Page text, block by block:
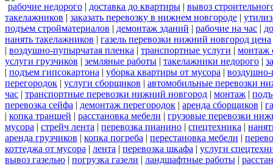
рабочие недорого | доставка до квартиры | вывоз
такелажников | заказать перевозку в нижнем новгороде |
подъем стройматериалов | демонтаж зданий | рабочие на час |
нанять такелажников | газель перевозки нижний новгород цена
| воздушно-пупырчатая пленка | транспортные услуги | монтаж
услуги грузчиков | земляные работы | такелажники недорого |
| подъем гипсокартона | уборка квартиры от мусора | воздушно-
перегородок | услуги сборщиков | автомобильные перевозки
час | транспортные перевозки нижний новгород | монтаж |
перевозка сейфа | демонтаж перегородок | аренда сборщиков |
| копка траншей | расстановка мебели | грузовые перевозки
мусора | стрейч лента | перевозка пианино | спецтехника |
аренда грузчиков | копка погреба | перестановка мебели |
коттеджа от мусора | лента | перевозка шкафа | услуги
вывоз газелью | погрузка газели | ландшафтные работы |